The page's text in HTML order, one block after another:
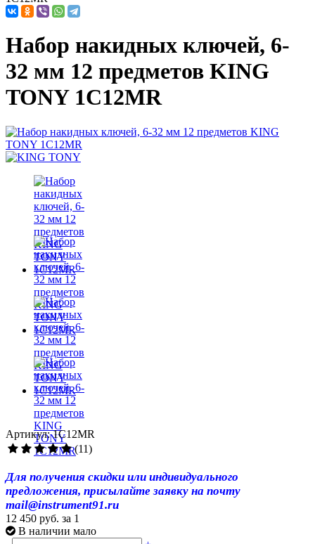
Набор накидных ключей, 6-
32 мм 12 предметов KING
TONY 1C12MR
Артикул: 1C12MR
(11)
Для получения скидки или индивидуального
предложения, присылайте заявку на почту
mail@instrument91.ru
12 450 руб. за 1
В наличии мало